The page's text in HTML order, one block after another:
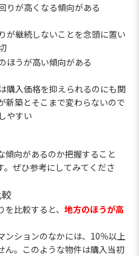
りが高くなる傾向がある
が継続しないことを念頭に置い
ほうが高い傾向がある
購入価格を抑えられるのにも関
新築とそこまで変わらないので
やすい
傾向があるのか把握すること
。ぜひ参考にしてみてくださ
比較すると、 地方のほうが高
ンションのなかには、10％以上
ん。このような物件は購入当初